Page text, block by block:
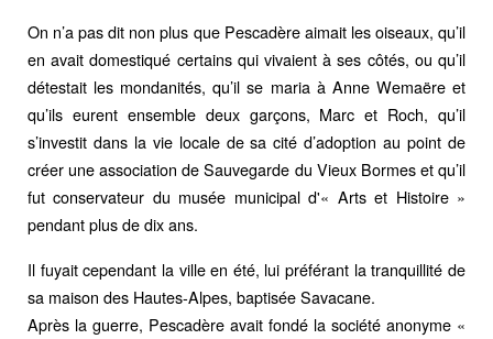
On n’a pas dit non plus que Pescadère aimait les oiseaux, qu’il
en avait domestiqué certains qui vivaient à ses côtés, ou qu’il
détestait les mondanités, qu’il se maria à Anne Wemaëre et
qu’ils eurent ensemble deux garçons, Marc et Roch, qu’il
s’investit dans la vie locale de sa cité d’adoption au point de
créer une association de Sauvegarde du Vieux Bormes et qu’il
fut conservateur du musée municipal d'« Arts et Histoire »
pendant plus de dix ans.
Il fuyait cependant la ville en été, lui préférant la tranquillité de
sa maison des Hautes-Alpes, baptisée Savacane.
Après la guerre, Pescadère avait fondé la société anonyme «